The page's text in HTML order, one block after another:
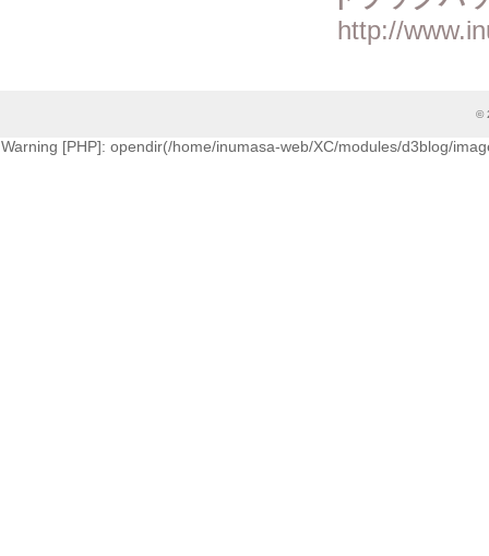
http://
©
Warning [PHP]: opendir(/home/inumasa-web/XC/modules/d3blog/